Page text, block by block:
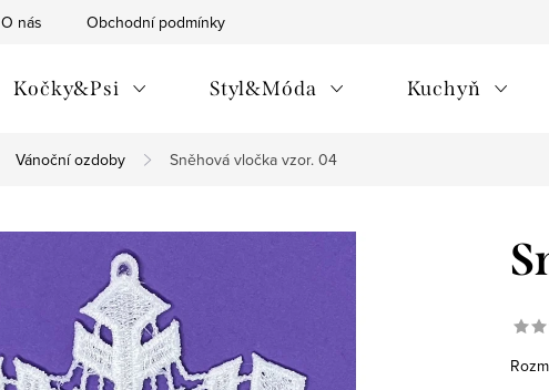
O nás Obchodní podmínky
Kočky&Psi Styl&Móda Kuchyň
Vánoční ozdoby Sněhová vločka vzor. 04